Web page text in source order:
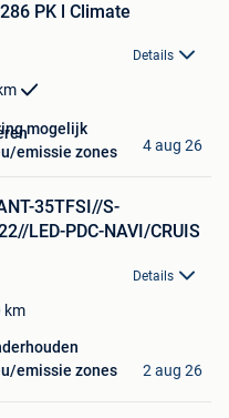
PK l Climate
Details
mogelijk
emissie zones
4 aug 26
35TFSI//S-
LED-PDC-NAVI/CRUIS
Details
km
emissie zones
2 aug 26